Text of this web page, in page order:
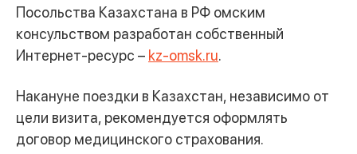
Посольства Казахстана в РФ омским
консульством разработан собственный
Интернет-ресурс – kz-omsk.ru.
Накануне поездки в Казахстан, независимо от
цели визита, рекомендуется оформлять
договор медицинского страхования.